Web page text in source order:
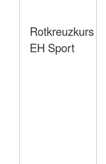
Rotkreuzkurs
EH Sport